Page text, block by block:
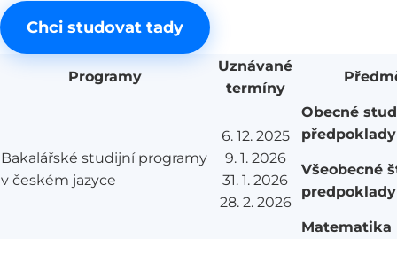
Chci studovat tady
Programy
Uznávané
termíny
Bakalářské studijní programy
v českém jazyce
6. 12. 2025
9. 1. 2026
31. 1. 2026
28. 2. 2026
Obecné
předpoklady
Všeobecné
predpoklady
Matematika